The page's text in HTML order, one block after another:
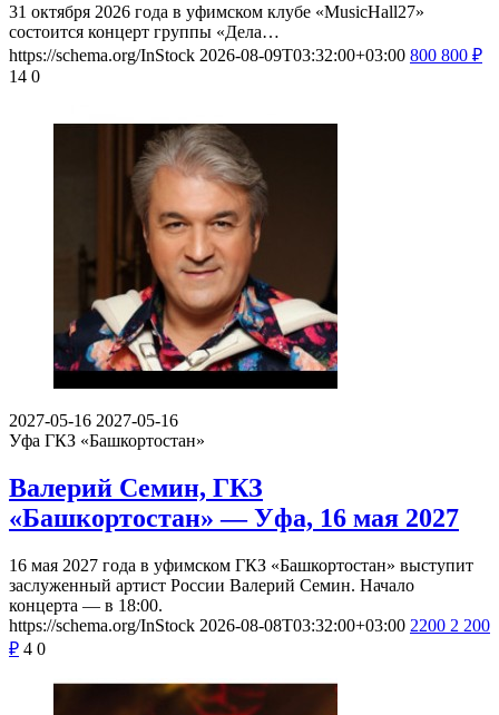
31 октября 2026 года в уфимском клубе «MusicHall27»
состоится концерт группы «Дела…
https://schema.org/InStock 2026-08-09T03:32:00+03:00 800 800 ₽
14 0
2027-05-16 2027-05-16
Уфа ГКЗ «Башкортостан»
Валерий Семин, ГКЗ
«Башкортостан» — Уфа, 16 мая 2027
16 мая 2027 года в уфимском ГКЗ «Башкортостан» выступит
заслуженный артист России Валерий Семин. Начало
концерта — в 18:00.
https://schema.org/InStock 2026-08-08T03:32:00+03:00 2200 2 200
₽ 4 0